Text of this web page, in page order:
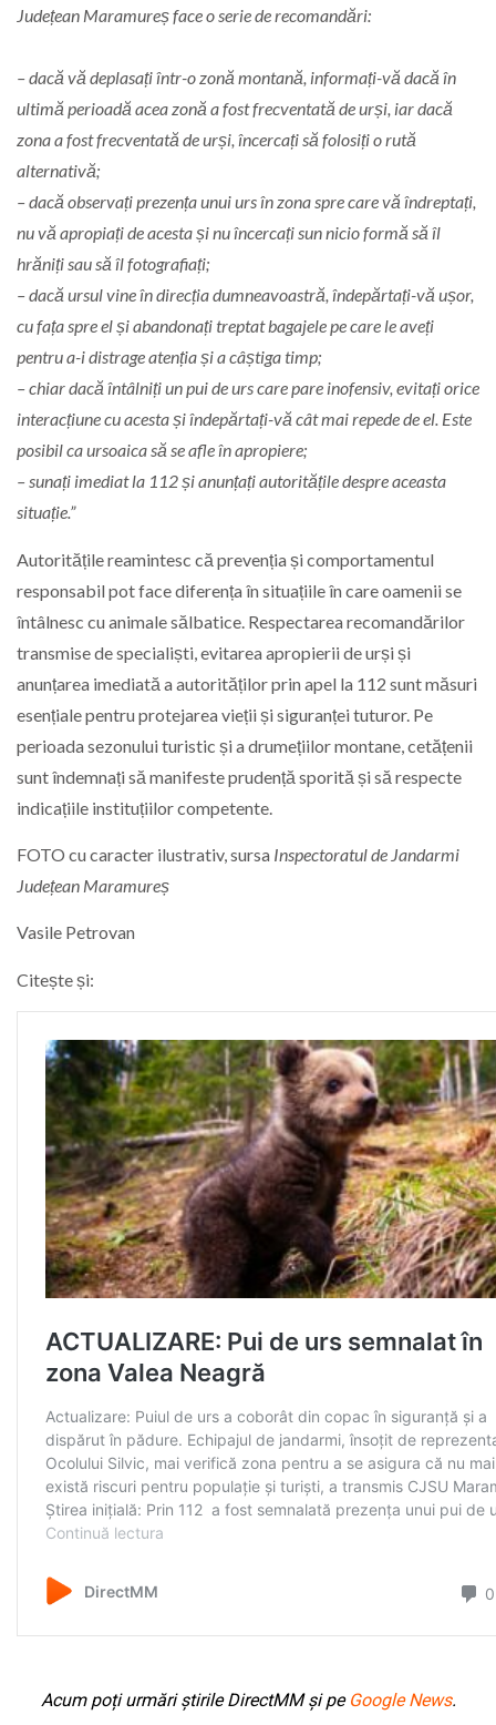
Județean Maramureș face o serie de recomandări:
– dacă vă deplasați într-o zonă montană, informați-vă dacă în
ultimă perioadă acea zonă a fost frecventată de urși, iar dacă
zona a fost frecventată de urși, încercați să folosiți o rută
alternativă;
– dacă observați prezența unui urs în zona spre care vă îndreptați,
nu vă apropiați de acesta și nu încercați sun nicio formă să îl
hrăniți sau să îl fotografiați;
– dacă ursul vine în direcția dumneavoastră, îndepărtați-vă ușor,
cu fața spre el și abandonați treptat bagajele pe care le aveți
pentru a-i distrage atenția și a câștiga timp;
– chiar dacă întâlniți un pui de urs care pare inofensiv, evitați orice
interacțiune cu acesta și îndepărtați-vă cât mai repede de el. Este
posibil ca ursoaica să se afle în apropiere;
– sunați imediat la 112 și anunțați autoritățile despre aceasta
situație.”
Autoritățile reamintesc că prevenția și comportamentul
responsabil pot face diferența în situațiile în care oamenii se
întâlnesc cu animale sălbatice. Respectarea recomandărilor
transmise de specialiști, evitarea apropierii de urși și
anunțarea imediată a autorităților prin apel la 112 sunt măsuri
esențiale pentru protejarea vieții și siguranței tuturor. Pe
perioada sezonului turistic și a drumețiilor montane, cetățenii
sunt îndemnați să manifeste prudență sporită și să respecte
indicațiile instituțiilor competente.
FOTO cu caracter ilustrativ, sursa Inspectoratul de Jandarmi
Județean Maramureș
Vasile Petrovan
Citește și:
Acum poți urmări știrile DirectMM și pe Google News.